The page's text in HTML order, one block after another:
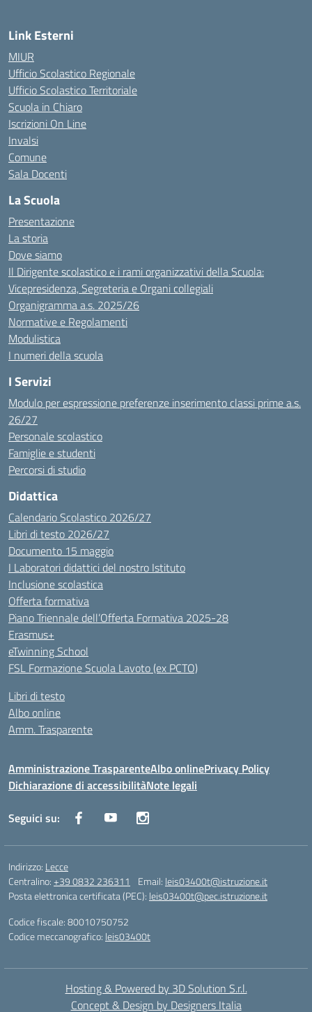
Link Esterni
MIUR
Ufficio Scolastico Regionale
Ufficio Scolastico Territoriale
Scuola in Chiaro
Iscrizioni On Line
Invalsi
Comune
Sala Docenti
La Scuola
Presentazione
La storia
Dove siamo
Il Dirigente scolastico e i rami organizzativi della Scuola:
Vicepresidenza, Segreteria e Organi collegiali
Organigramma a.s. 2025/26
Normative e Regolamenti
Modulistica
I numeri della scuola
I Servizi
Modulo per espressione preferenze inserimento classi prime a.s.
26/27
Personale scolastico
Famiglie e studenti
Percorsi di studio
Didattica
Calendario Scolastico 2026/27
Libri di testo 2026/27
Documento 15 maggio
I Laboratori didattici del nostro Istituto
Inclusione scolastica
Offerta formativa
Piano Triennale dell’Offerta Formativa 2025-28
Erasmus+
eTwinning School
FSL Formazione Scuola Lavoto (ex PCTO)
Libri di testo
Albo online
Amm. Trasparente
Amministrazione TrasparenteAlbo onlinePrivacy Policy
Dichiarazione di accessibilitàNote legali
Seguici su:
Indirizzo: Lecce
Centralino:+39 0832 236311 Email: leis03400t@istruzione.it
Posta elettronica certificata (PEC): leis03400t@pec.istruzione.it
Codice fiscale: 80010750752
Codice meccanografico: leis03400t
Hosting & Powered by 3D Solution S.r.l.
Concept & Design by Designers Italia